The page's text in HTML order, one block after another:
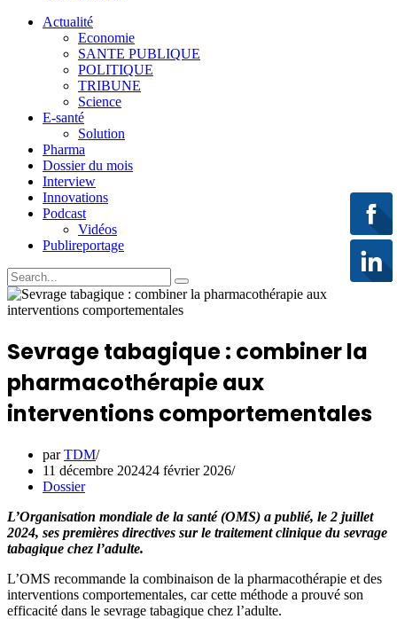
Actualité
Economie
SANTE PUBLIQUE
POLITIQUE
TRIBUNE
Science
E-santé
Solution
Pharma
Dossier du mois
Interview
Innovations
Podcast
Vidéos
Publireportage
Sevrage tabagique : combiner la
pharmacothérapie aux
interventions comportementales
parTDM
11 décembre 202424 février 2026
Dossier
L’Organisation mondiale de la santé (OMS) a publié, le 2 juillet
2024, ses premières directives sur le traitement clinique du sevrage
tabagique chez l’adulte.
L’OMS recommande la combinaison de la pharmacothérapie et des
interventions comportementales, car cette méthode a prouvé son
efficacité dans le sevrage tabagique chez l’adulte.